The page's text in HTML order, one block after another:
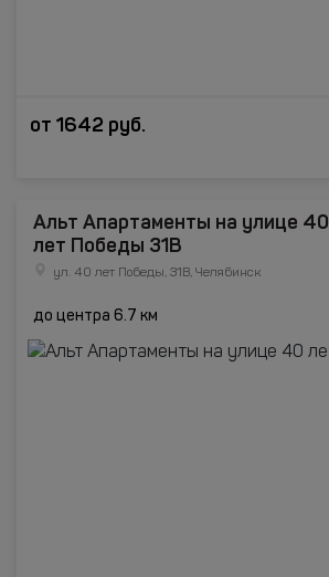
от 1642 руб.
Альт Апартаменты на улице 40
лет Победы 31В
ул. 40 лет Победы, 31В, Челябинск
до центра 6.7 км